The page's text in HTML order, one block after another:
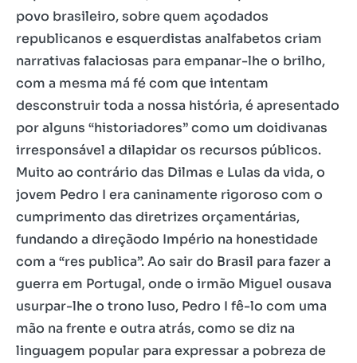
povo brasileiro, sobre quem açodados
republicanos e esquerdistas analfabetos criam
narrativas falaciosas para empanar-lhe o brilho,
com a mesma má fé com que intentam
desconstruir toda a nossa história, é apresentado
por alguns “historiadores” como um doidivanas
irresponsável a dilapidar os recursos públicos.
Muito ao contrário das Dilmas e Lulas da vida, o
jovem Pedro I era caninamente rigoroso com o
cumprimento das diretrizes orçamentárias,
fundando a direçãodo Império na honestidade
com a “res publica”. Ao sair do Brasil para fazer a
guerra em Portugal, onde o irmão Miguel ousava
usurpar-lhe o trono luso, Pedro I fê-lo com uma
mão na frente e outra atrás, como se diz na
linguagem popular para expressar a pobreza de